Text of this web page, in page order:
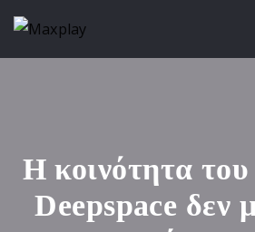
Η κοινότητα
Deepspace δεν